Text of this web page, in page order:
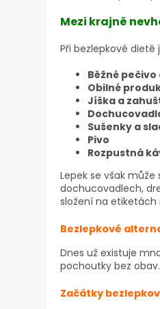
Mezi krajně
Při bezlepkové
Běžné
Obilné
Jíška a
Sušenky a
Pivo
Rozpustná
Lepek se však
dochucovadlech,
složení na
Bezlepkové
Dnes už existuje
pochoutky bez obav.
Začátky